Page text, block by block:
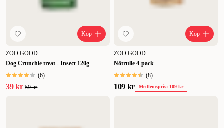
Köp
ZOO GOOD
Dog Crunchie treat - Insect 120g
(6)
39 kr 59 kr
Köp
ZOO GOOD
Nötrulle 4-pack
(8)
109 kr Medlemspris: 109 kr